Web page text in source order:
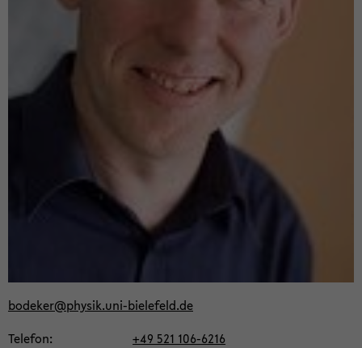
bo­de­ker@phy­sik.uni-​bielefeld.de
Te­le­fon
+49 521 106-​6216